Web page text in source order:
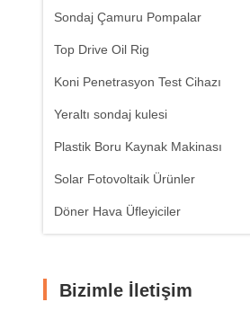
Sondaj Çamuru Pompalar
Top Drive Oil Rig
Koni Penetrasyon Test Cihazı
Yeraltı sondaj kulesi
Plastik Boru Kaynak Makinası
Solar Fotovoltaik Ürünler
Döner Hava Üfleyiciler
Bizimle İletişim